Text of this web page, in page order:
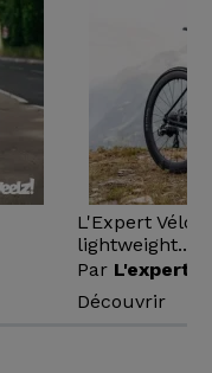
L'Expert Vélo
lightweight...
Par L'expert
Découvrir